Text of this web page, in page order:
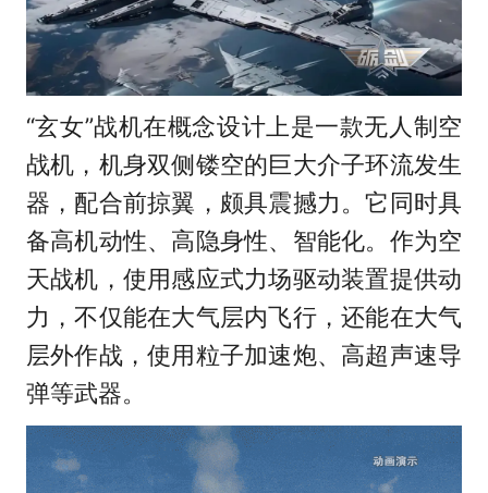
“玄女”战机在概念设计上是一款无人制空
战机，机身双侧镂空的巨大介子环流发生
器，配合前掠翼，颇具震撼力。它同时具
备高机动性、高隐身性、智能化。作为空
天战机，使用感应式力场驱动装置提供动
力，不仅能在大气层内飞行，还能在大气
层外作战，使用粒子加速炮、高超声速导
弹等武器。